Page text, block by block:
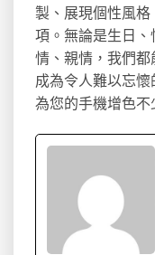
製、展現個性風
項。無論是生日
情、親情，我們
成為令人難以忘懷
為您的手機增色不